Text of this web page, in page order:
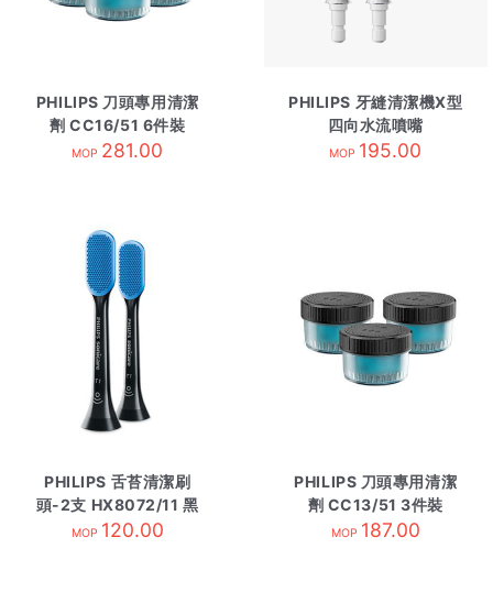
PHILIPS 刀頭專用清潔
劑 CC16/51 6件裝
MOP 281.00
PHILIPS 牙縫清潔機X型
四向水流噴嘴
HX3062/01 2枝裝
MOP 195.00
PHILIPS 舌苔清潔刷
頭-2支 HX8072/11 黑
色
MOP 120.00
PHILIPS 刀頭專用清潔
劑 CC13/51 3件裝
MOP 187.00